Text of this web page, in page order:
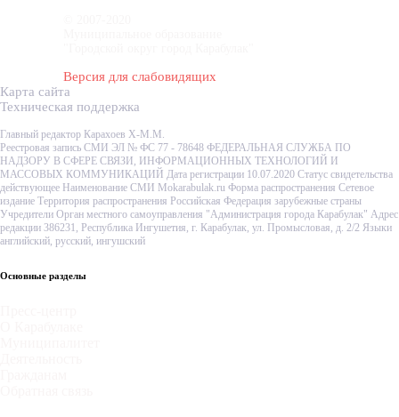
Версия для слабовидящих
Карта сайта
Техническая поддержка
Главный редактор Карахоев Х-М.М.
Реестровая запись СМИ ЭЛ № ФС 77 - 78648 ФЕДЕРАЛЬНАЯ СЛУЖБА ПО
НАДЗОРУ В СФЕРЕ СВЯЗИ, ИНФОРМАЦИОННЫХ ТЕХНОЛОГИЙ И
МАССОВЫХ КОММУНИКАЦИЙ Дата регистрации 10.07.2020 Статус свидетельства
действующее Наименование СМИ Mokarabulak.ru Форма распространения Сетевое
издание Территория распространения Российская Федерация зарубежные страны
Учредители Орган местного самоуправления "Администрация города Карабулак" Адрес
редакции 386231, Республика Ингушетия, г. Карабулак, ул. Промысловая, д. 2/2 Языки
английский, русский, ингушский
Основные разделы